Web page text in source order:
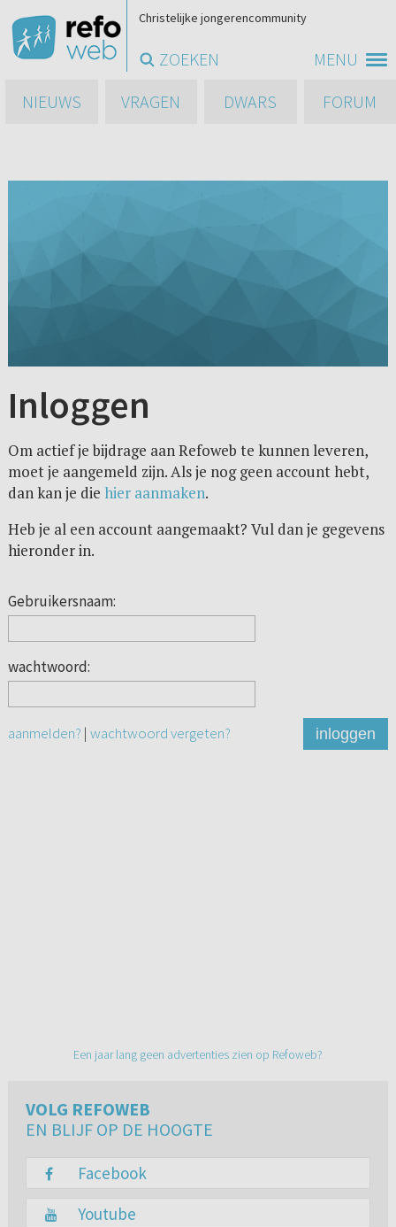
MENU
Christelijke jongerencommunity
ZOEKEN
NIEUWS
VRAGEN DWARS FORUM
Inloggen
Om actief je bijdrage aan Refoweb te kunnen leveren,
moet je aangemeld zijn. Als je nog geen account hebt,
dan kan je die hier aanmaken.
Heb je al een account aangemaakt? Vul dan je gegevens
hieronder in.
Gebruikersnaam:
wachtwoord:
aanmelden? | wachtwoord vergeten? inloggen
Een jaar lang geen advertenties zien op Refoweb?
VOLG REFOWEB
EN BLIJF OP DE HOOGTE
Facebook
Youtube